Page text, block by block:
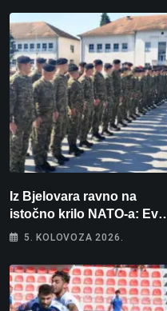
Iz Bjelovara ravno na
istočno krilo NATO-a: Evo
kamo odlazi 82 hrvatska
5. KOLOVOZA 2026.